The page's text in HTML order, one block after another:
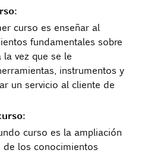
:
curso es enseñar al
fundamentales sobre
vez que se le
instrumentos y
un servicio al cliente de
curso es la ampliación
los conocimientos